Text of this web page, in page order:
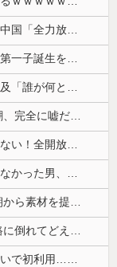
中国「大豪雨！」三峡ダム「基礎部分破損」中国「全力放流！」台風13号「中国上陸予測」台風15号「中国接近（画像」中国「台風同時上陸！（穀物生産が...
【祝】小坪慎也市議と添田詩織市議、結婚＆第一子誕生を発表 → ｗｗｗｗｗｗｗｗｗｗｗｗ
【悲報】八村塁、人種差別的な誹謗中傷に言及「誰が何と言おうと僕は日本人」
【恐怖】 家族葬・一日葬なら安いという風潮、完全に嘘だった・・・・
中国政府「台風１３号に三峡ダムが耐えられない！全開放流しろ！」⇒ 下流域の街が壊滅状態ｗｗｗｗｗ
立ちんぼを買うもキモすぎてヤらせてもらえなかった男、代わりの足コキでまさかの大量身寸米青ｗｗｗ
【画像】 サンモニの女子アナさん、日曜の朝から素材を提供してしまう
【悲報】 女さん、歩行者を轢いた挙句、道路に倒れてどえらいことになってしまうw w w w w w w
長身美ボディの保育士さんが女性用風俗を勢いで初利用…子供に絶対見せられないメスの顔でイキまくり。